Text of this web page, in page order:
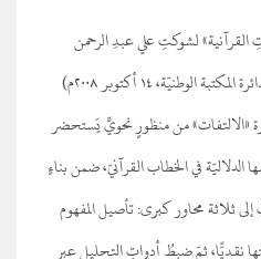
القرآنية» لشوكتِ علي عبدِ الرحمن
درويش (٢٧٥ صفحة، الأردن/إيداع بدائرة المكتبة الوطنيّة، ١٤ أكتوبر ٢٠٠٨م)
«الالتفات» من منظورٍ نحويٍّ يَستحضر
الدلاليّة في الخطاب القرآنيّ، ضمن بناءٍ
ثلاثة محاور كبرى: تأصيل المفهوم
نقديًّا، ثمّ ضبطُ أدواتِ التحليل عبر